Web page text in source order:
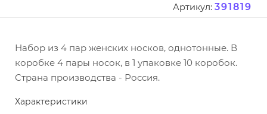
Артикул: 391819
Набор из 4 пар женских носков, однотонные. В
коробке 4 пары носок, в 1 упаковке 10 коробок.
Страна производства - Россия.
Характеристики